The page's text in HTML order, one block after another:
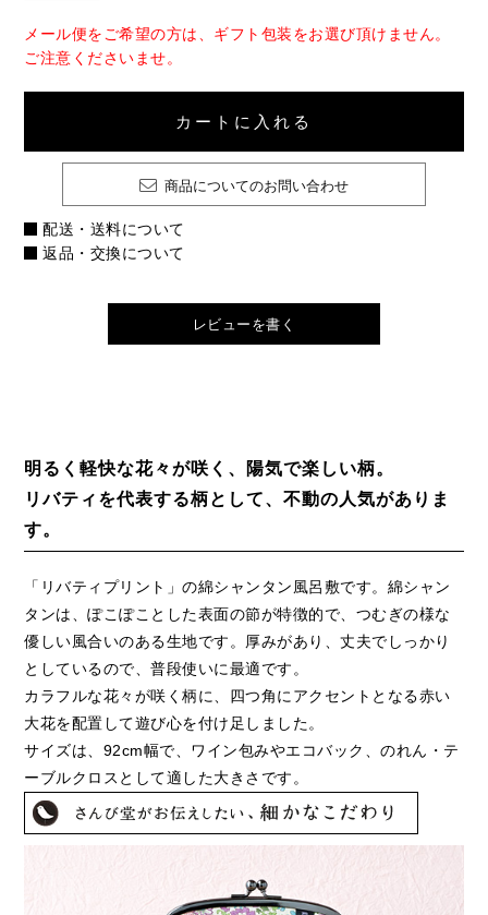
メール便をご希望の方は、ギフト包装をお選び頂けません。
ご注意くださいませ。
カートに入れる
商品についてのお問い合わせ
配送・送料について
返品・交換について
レビューを書く
明るく軽快な花々が咲く、陽気で楽しい柄。
リバティを代表する柄として、不動の人気がありま
す。
「リバティプリント」の綿シャンタン風呂敷です。綿シャン
タンは、ぽこぽことした表面の節が特徴的で、つむぎの様な
優しい風合いのある生地です。厚みがあり、丈夫でしっかり
としているので、普段使いに最適です。
カラフルな花々が咲く柄に、四つ角にアクセントとなる赤い
大花を配置して遊び心を付け足しました。
サイズは、92cm幅で、ワイン包みやエコバック、のれん・テ
ーブルクロスとして適した大きさです。